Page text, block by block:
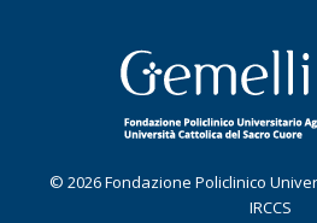
© 2026 Fondazione Policlinico
IRCCS